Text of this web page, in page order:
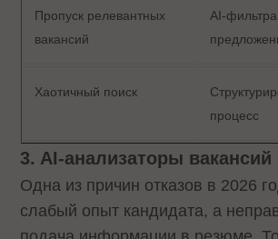
Пропуск релевантных
вакансий
AI-
Хаотичный поиск
процесс
3. AI-анализаторы вакансий
Одна из причин отказов в 2026
слабый опыт кандидата, а